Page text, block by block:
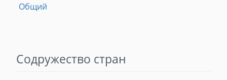
Общий
Содружество стран